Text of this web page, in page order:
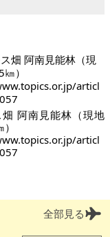
畑 阿南見能林（現地
articl
全部見る